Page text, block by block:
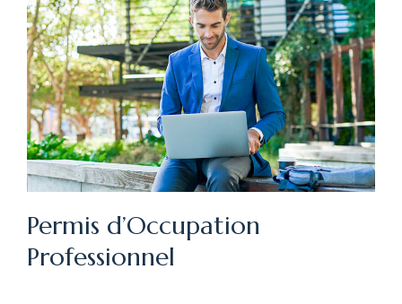
Permis d’Occupation
Professionnel